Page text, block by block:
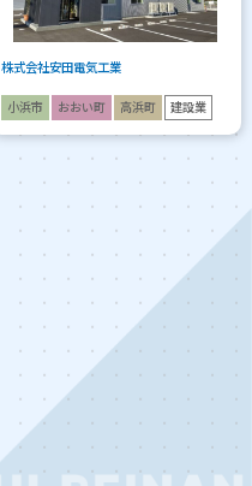
株式会社安田電気工業
小浜市 おおい町 高浜町 建設業